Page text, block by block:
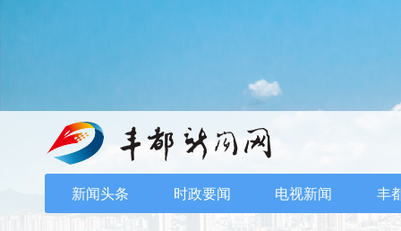
新闻头条 时政要闻 电视新闻 丰